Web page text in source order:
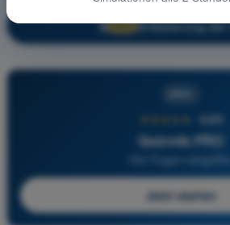
🔒 PRO Erläuterung der
4,6/5
Quizvds PRO
Alle Fragen inbegriffen
Jetzt starten